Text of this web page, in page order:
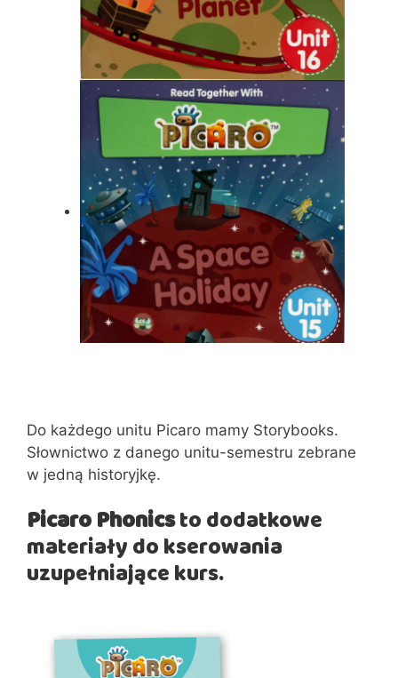
Do każdego unitu Picaro mamy Storybooks.
Słownictwo z danego unitu-semestru zebrane
w jedną historyjkę.
Picaro Phonicsto dodatkowe
materiały do kserowania
uzupełniające kurs.